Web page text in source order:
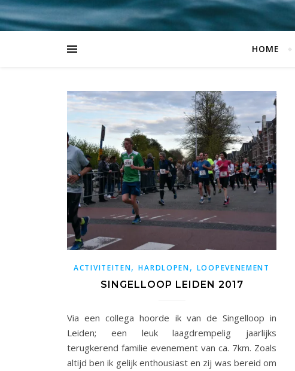
HOME
ACTIVITEITEN,HARDLOPEN, LOOPEVENEMENT
SINGELLOOP LEIDEN 2017
Via een collega hoorde ik van de Singelloop in
Leiden; een leuk laagdrempelig jaarlijks
terugkerend familie evenement van ca. 7km. Zoals
altijd ben ik gelijk enthousiast en zij was bereid om